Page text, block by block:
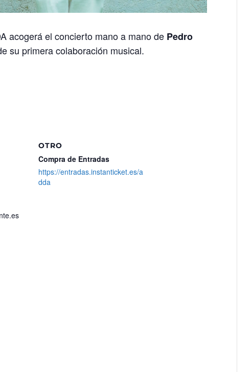
acogerá el concierto mano a mano de Pedro
su primera colaboración musical.
OTRO
Compra de Entradas
https://entradas.instanticket.es/a
dda